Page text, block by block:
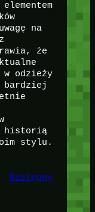
na
że
odzieży
historią
stylu.
Następny